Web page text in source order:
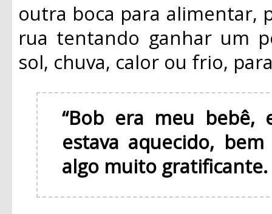
outra boca para alimentar,
rua tentando ganhar um
sol, chuva, calor ou frio,
“Bob era meu
estava aquecido,
algo muito gratificante.